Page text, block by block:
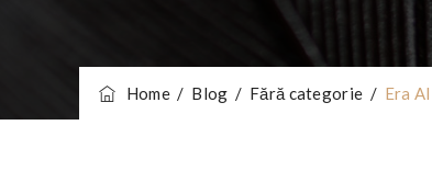
Home/ Blog / Fără categorie / Era